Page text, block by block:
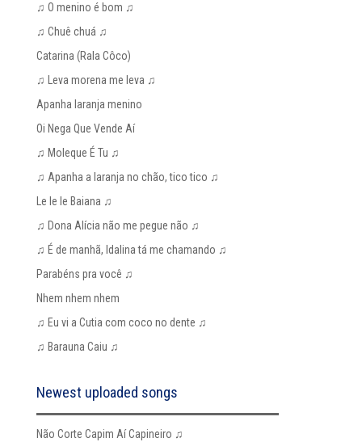
♫ O menino é bom ♫
♫ Chuê chuá ♫
Catarina (Rala Côco)
♫ Leva morena me leva ♫
Apanha laranja menino
Oi Nega Que Vende Aí
♫ Moleque É Tu ♫
♫ Apanha a laranja no chão, tico tico ♫
Le le le Baiana ♫
♫ Dona Alícia não me pegue não ♫
♫ É de manhã, Idalina tá me chamando ♫
Parabéns pra você ♫
Nhem nhem nhem
♫ Eu vi a Cutia com coco no dente ♫
♫ Barauna Caiu ♫
Newest uploaded songs
Não Corte Capim Aí Capineiro ♫